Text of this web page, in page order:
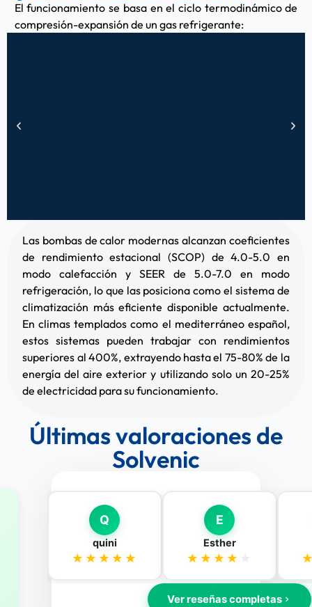
Las bombas de calor modernas alcanzan coeficientes
de rendimiento estacional (SCOP) de 4.0-5.0 en
modo calefacción y SEER de 5.0-7.0 en modo
refrigeración, lo que las posiciona como el sistema de
climatización más eficiente disponible actualmente.
En climas templados como el mediterráneo español,
estos sistemas pueden trabajar con rendimientos
superiores al 400%, extrayendo hasta el 75-80% de la
energía del aire exterior y utilizando solo un 20-25%
de electricidad para su funcionamiento.
El funcionamiento se basa en el ciclo termodinámico de
compresión-expansión de un gas refrigerante:
El compresor impulsa el gas refrigerante y lo comprime,
elevando su presión y temperatura hasta 60-70°C. Este
proceso consume electricidad pero multiplica la energía
extraída del aire.
Últimas valoraciones de
Solvenic